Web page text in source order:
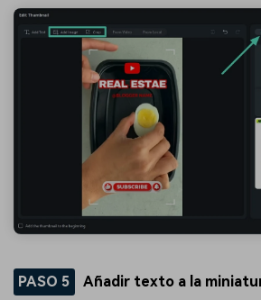
PASO 5 Añadir texto a la